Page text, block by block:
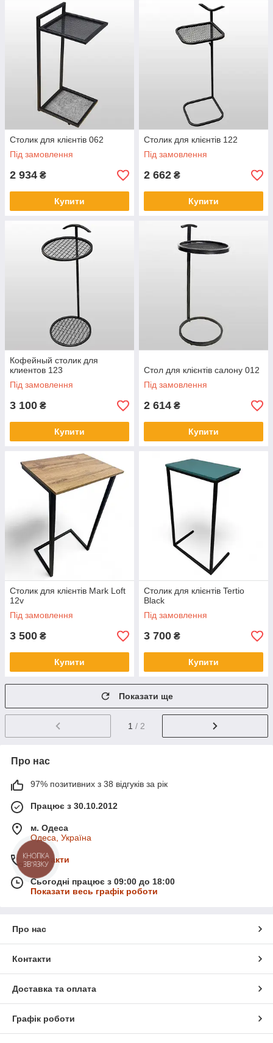
Столик для клієнтів 062
Під замовлення
2 934 ₴
Купити
Столик для клієнтів 122
Під замовлення
2 662 ₴
Купити
Кофейный столик для
клиентов 123
Під замовлення
3 100 ₴
Купити
Стол для клієнтів салону 012
Під замовлення
2 614 ₴
Купити
Столик для клієнтів Mark Loft
12v
Під замовлення
3 500 ₴
Купити
Столик для клієнтів Tertio
Black
Під замовлення
3 700 ₴
Купити
Показати ще
1 / 2
Про нас
97% позитивних з 38 відгуків за рік
Працює з 30.10.2012
м. Одеса
Одеса, Україна
Контакти
Сьогодні працює з 09:00 до 18:00
Показати весь графік роботи
Про нас
Контакти
Доставка та оплата
Графік роботи
КНОПКА
ЗВ'ЯЗКУ